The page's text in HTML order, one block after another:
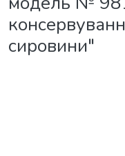
сировини"